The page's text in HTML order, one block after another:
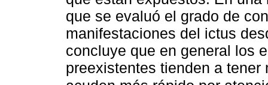
que se evaluó el grado de
manifestaciones del ictus
concluye que en general los
preexistentes tienden a